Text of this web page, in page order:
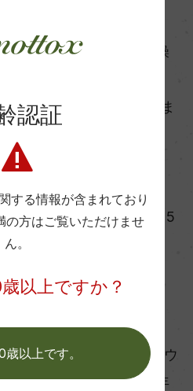
、4～5月も暖かく、乾燥
候に恵まれた季節でし
気温が下がり雨も降りま
が続き焦げるような暑さ
日が多かったため、６月5
、土壌にとっても良いも
畑もとても健康的に育っ
り、6月25日頃にはブドウ
ここまでの成長は、20年
認証
する情報が含まれており
の方はご覧いただけませ
ん。
以上ですか？
以上です。